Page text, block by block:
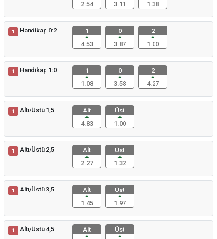
2.54
3.11
1.38
1 Handikap 0:2
1
4.53
0
3.87
2
1.00
1 Handikap 1:0
1
1.08
0
3.58
2
4.27
1 Altı/Üstü 1,5
Alt
4.83
Üst
1.00
1 Altı/Üstü 2,5
Alt
2.27
Üst
1.32
1 Altı/Üstü 3,5
Alt
1.45
Üst
1.97
1 Altı/Üstü 4,5
Alt
Üst